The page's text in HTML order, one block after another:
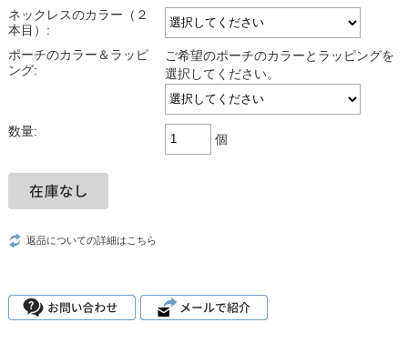
ネックレスのカラー（２
本目）:
ポーチのカラー＆ラッピ
ング:
ご希望のポーチのカラーとラッピングを
選択してください。
数量:
個
返品についての詳細はこちら